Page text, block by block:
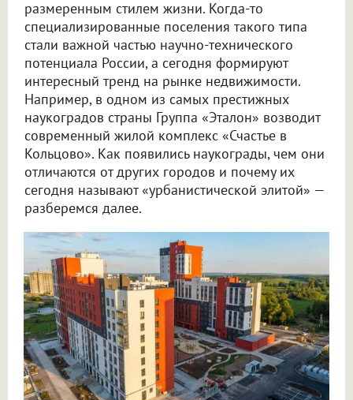
размеренным стилем жизни. Когда-то
специализированные поселения такого типа
стали важной частью научно-технического
потенциала России, а сегодня формируют
интересный тренд на рынке недвижимости.
Например, в одном из самых престижных
наукоградов страны Группа «Эталон» возводит
современный жилой комплекс «Счастье в
Кольцово». Как появились наукограды, чем они
отличаются от других городов и почему их
сегодня называют «урбанистической элитой» —
разберемся далее.